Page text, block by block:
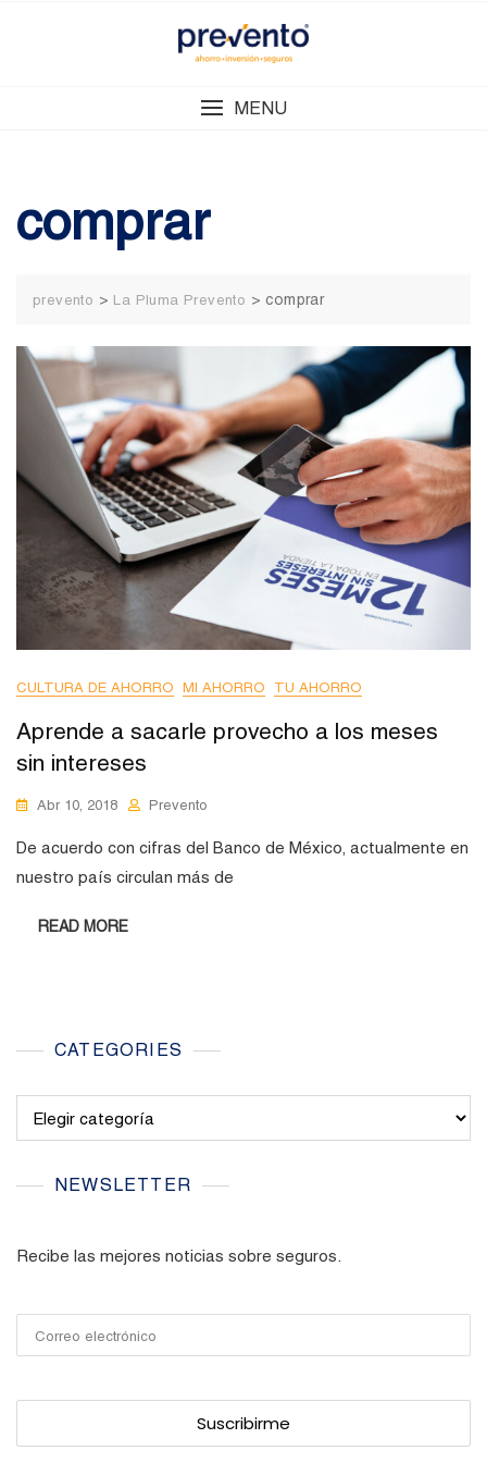
MENU
comprar
prevento > La Pluma Prevento >comprar
CULTURA DE AHORRO MI AHORRO TU AHORRO
Aprende a sacarle provecho a los meses
sin intereses
Abr 10, 2018 Prevento
De acuerdo con cifras del Banco de México, actualmente en
nuestro país circulan más de
READ MORE
CATEGORIES
NEWSLETTER
Recibe las mejores noticias sobre seguros.